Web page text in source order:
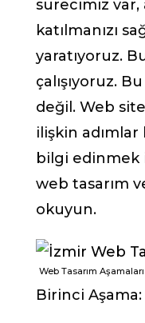
sürecimiz var,
katılmanızı
yaratıyoruz.
çalışıyoruz.
değil. Web
ilişkin adımlar
bilgi edinmek
web tasarım
okuyun.
Web Tasarım Aşamaları
Birinci